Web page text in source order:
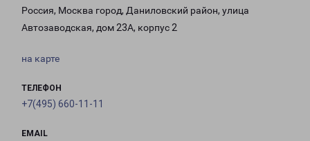
Россия, Москва город, Даниловский район, улица
Автозаводская, дом 23А, корпус 2
на карте
ТЕЛЕФОН
+7(495) 660-11-11
EMAIL